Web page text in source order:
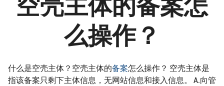
么操作？
什么是空壳主体？空壳主体的备案怎么操作？ 空壳主体是
指该备案只剩下主体信息，无网站信息和接入信息。 A.向管